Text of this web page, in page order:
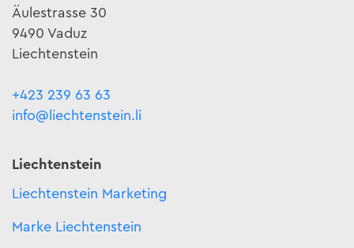
Äulestrasse 30
9490 Vaduz
Liechtenstein
+423 239 63 63
info@liechtenstein.li
Liechtenstein
Liechtenstein Marketing
Marke Liechtenstein